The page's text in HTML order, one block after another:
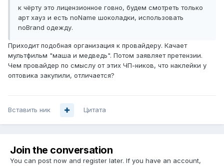
к чёрту это лицензионное говно, будем смотреть только
арт хауз и есть noName шоколадки, использовать
noBrand одежду.
Приходит подобная организация к провайдеру. Качает
мультфильм "маша и медведь". Потом заявляет претензии.
Чем провайдер по смыслу от этих ЧП-ников, что наклейки у
оптовика закупили, отличается?
Вставить ник Цитата
Join the conversation
You can post now and register later. If you have an account,